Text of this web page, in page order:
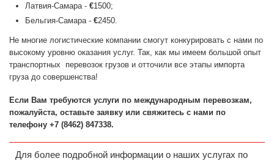
Латвия-Самара - €1500;
Бельгия-Самара - €2450.
Не многие логистические компании смогут конкурировать с нами по
высокому уровню оказания услуг. Так, как мы имеем большой опыт
транспортных перевозок грузов и отточили все этапы импорта
груза до совершенства!
Если Вам требуются услуги по международным перевозкам,
пожалуйста, оставьте заявку или свяжитесь с нами по
телефону +7 (8462) 847338.
Для более подробной информации о наших услугах по